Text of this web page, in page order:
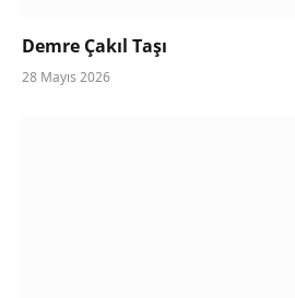
Demre Çakıl Taşı
28 Mayıs 2026